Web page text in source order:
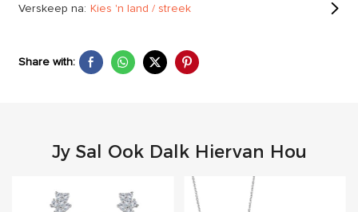
Verskeep na: Kies 'n land / streek
Share with:
Jy Sal Ook Dalk Hiervan Hou